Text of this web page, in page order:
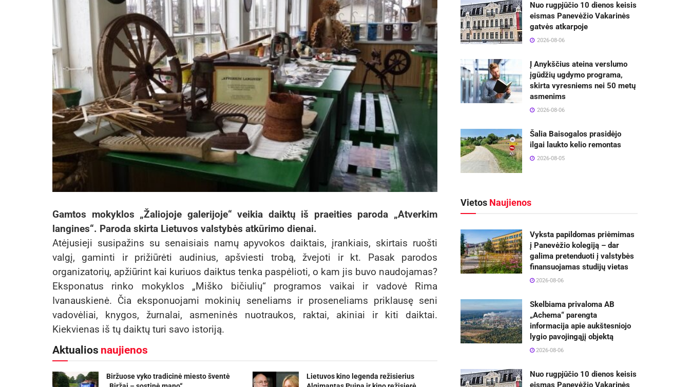
Gamtos mokyklos „Žaliojoje galerijoje“ veikia daiktų iš praeities paroda „Atverkim
langines“. Paroda skirta Lietuvos valstybės atkūrimo dienai.
Atėjusieji susipažins su senaisiais namų apyvokos daiktais, įrankiais, skirtais ruošti
valgį, gaminti ir prižiūrėti audinius, apšviesti trobą, žvejoti ir kt. Pasak parodos
organizatorių, apžiūrint kai kuriuos daiktus tenka paspėlioti, o kam jis buvo naudojamas?
Eksponatus rinko mokyklos „Miško bičiulių“ programos vaikai ir vadovė Rima
Ivanauskienė. Čia eksponuojami mokinių seneliams ir proseneliams priklausę seni
vadovėliai, knygos, žurnalai, asmeninės nuotraukos, raktai, akiniai ir kiti daiktai.
Kiekvienas iš tų daiktų turi savo istoriją.
Aktualios naujienos
Biržuose vyko tradicinė miesto šventė
Lietuvos kino legenda režisierius
Nuo rugpjūčio 10 dienos keisis
eismas Panevėžio Vakarinės
gatvės atkarpoje
2026-08-06
Į Anykščius ateina verslumo
įgūdžių ugdymo programa,
skirta vyresniems nei 50 metų
asmenims
2026-08-06
Šalia Baisogalos prasidėjo
ilgai laukto kelio remontas
2026-08-05
Vietos Naujienos
Vyksta papildomas priėmimas
į Panevėžio kolegiją – dar
galima pretenduoti į valstybės
finansuojamas studijų vietas
2026-08-06
Skelbiama privaloma AB
„Achema“ parengta
informacija apie aukštesniojo
lygio pavojingąjį objektą
2026-08-06
Nuo rugpjūčio 10 dienos keisis
eismas Panevėžio Vakarinės